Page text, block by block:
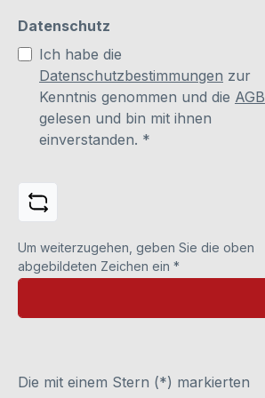
Datenschutz
Ich habe die
Datenschutzbestimmungen zur
Kenntnis genommen und die AGB
gelesen und bin mit ihnen
einverstanden. *
Um weiterzugehen, geben Sie die oben
abgebildeten Zeichen ein *
Die mit einem Stern (*) markierten